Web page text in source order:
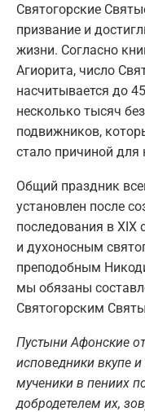
Святогорские
призвание и
жизни. Согласно
Агиорита, число
насчитывается до
несколько тысяч
подвижников,
стало причиной для
Общий праздник
установлен после
последования в XIX
и духоносным
преподобным
мы обязаны
Святогорским
Пустыни Афонские
исповедники вкупе
мученики в пениих
добродетелем их,